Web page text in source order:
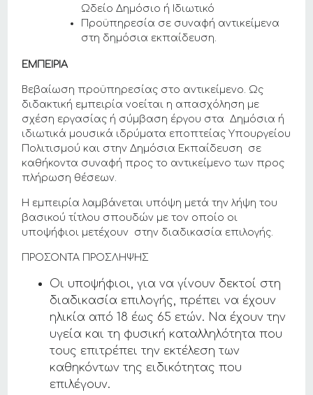
Ωδείο Δημόσιο ή Ιδιωτικό
Προϋπηρεσία σε συναφή αντικείμενα
στη δημόσια εκπαίδευση.
ΕΜΠΕΙΡΙΑ
Βεβαίωση προϋπηρεσίας στο αντικείμενο. Ως
διδακτική εμπειρία νοείται η απασχόληση με
σχέση εργασίας ή σύμβαση έργου στα Δημόσια ή
ιδιωτικά μουσικά ιδρύματα εποπτείας Υπουργείου
Πολιτισμού και στην Δημόσια Εκπαίδευση σε
καθήκοντα συναφή προς το αντικείμενο των προς
πλήρωση θέσεων.
Η εμπειρία λαμβάνεται υπόψη μετά την λήψη του
βασικού τίτλου σπουδών με τον οποίο οι
υποψήφιοι μετέχουν στην διαδικασία επιλογής.
ΠΡΟΣΟΝΤΑ ΠΡΟΣΛΗΨΗΣ
Οι υποψήφιοι, για να γίνουν δεκτοί στη
διαδικασία επιλογής, πρέπει να έχουν
ηλικία από 18 έως 65 ετών. Να έχουν την
υγεία και τη φυσική καταλληλότητα που
τους επιτρέπει την εκτέλεση των
καθηκόντων της ειδικότητας που
επιλέγουν.